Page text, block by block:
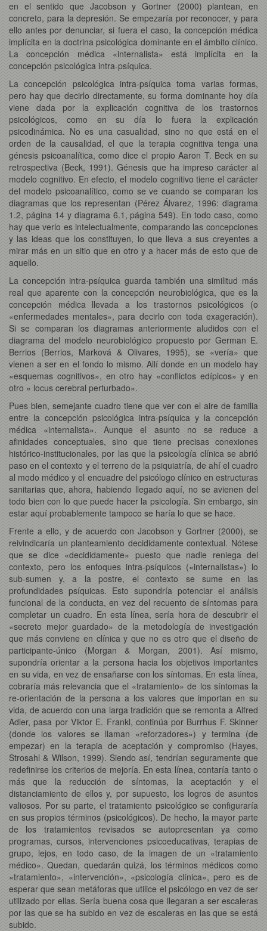
en el sentido que Jacobson y Gortner (2000) plantean, en
concreto, para la depresión. Se empezaría por reconocer, y para
ello antes por denunciar, si fuera el caso, la concepción médica
implícita en la doctrina psicológica dominante en el ámbito clínico.
La concepción médica «internalista» está implícita en la
concepción psicológica intra-psíquica.
La concepción psicológica intra-psíquica toma varias formas,
pero hay que decirlo directamente, su forma dominante hoy día
viene dada por la explicación cognitiva de los trastornos
psicológicos, como en su día lo fuera la explicación
psicodinámica. No es una casualidad, sino no que está en el
orden de la causalidad, el que la terapia cognitiva tenga una
génesis psicoanalítica, como dice el propio Aaron T. Beck en su
retrospectiva (Beck, 1991). Génesis que ha impreso carácter al
modelo cognitivo. En efecto, el modelo cognitivo tiene el carácter
del modelo psicoanalítico, como se ve cuando se comparan los
diagramas que los representan (Pérez Álvarez, 1996: diagrama
1.2, página 14 y diagrama 6.1, página 549). En todo caso, como
hay que verlo es intelectualmente, comparando las concepciones
y las ideas que los constituyen, lo que lleva a sus creyentes a
mirar más en un sitio que en otro y a hacer más de esto que de
aquello.
La concepción intra-psíquica guarda también una similitud más
real que aparente con la concepción neurobiológica, que es la
concepción médica llevada a los trastornos psicológicos (o
«enfermedades mentales», para decirlo con toda exageración).
Si se comparan los diagramas anteriormente aludidos con el
diagrama del modelo neurobiológico propuesto por German E.
Berrios (Berrios, Marková & Olivares, 1995), se «vería» que
vienen a ser en el fondo lo mismo. Allí donde en un modelo hay
«esquemas cognitivos», en otro hay «conflictos edípicos» y en
otro « locus cerebral perturbado».
Pues bien, semejante cuadro tiene que ver con el aire de familia
entre la concepción psicológica intra-psíquica y la concepción
médica «internalista». Aunque el asunto no se reduce a
afinidades conceptuales, sino que tiene precisas conexiones
histórico-institucionales, por las que la psicología clínica se abrió
paso en el contexto y el terreno de la psiquiatría, de ahí el cuadro
al modo médico y el encuadre del psicólogo clínico en estructuras
sanitarias que, ahora, habiendo llegado aquí, no se avienen del
todo bien con lo que puede hacer la psicología. Sin embargo, sin
estar aquí probablemente tampoco se haría lo que se hace.
Frente a ello, y de acuerdo con Jacobson y Gortner (2000), se
reivindicaría un planteamiento decididamente contextual. Nótese
que se dice «decididamente» puesto que nadie reniega del
contexto, pero los enfoques intra-psíquicos («internalistas») lo
sub-sumen y, a la postre, el contexto se sume en las
profundidades psíquicas. Esto supondría potenciar el análisis
funcional de la conducta, en vez del recuento de síntomas para
completar un cuadro. En esta línea, sería hora de descubrir el
«secreto mejor guardado» de la metodología de investigación
que más conviene en clínica y que no es otro que el diseño de
participante-único (Morgan & Morgan, 2001). Así mismo,
supondría orientar a la persona hacia los objetivos importantes
en su vida, en vez de ensañarse con los síntomas. En esta línea,
cobraría más relevancia que el «tratamiento» de los síntomas la
re-orientación de la persona a los valores que importan en su
vida, de acuerdo con una larga tradición que se remonta a Alfred
Adler, pasa por Viktor E. Frankl, continúa por Burrhus F. Skinner
(donde los valores se llaman «reforzadores») y termina (de
empezar) en la terapia de aceptación y compromiso (Hayes,
Strosahl & Wilson, 1999). Siendo así, tendrían seguramente que
redefinirse los criterios de mejoría. En esta línea, contaría tanto o
más que la reducción de síntomas, la aceptación y el
distanciamiento de ellos y, por supuesto, los logros de asuntos
valiosos. Por su parte, el tratamiento psicológico se configuraría
en sus propios términos (psicológicos). De hecho, la mayor parte
de los tratamientos revisados se autopresentan ya como
programas, cursos, intervenciones psicoeducativas, terapias de
grupo, lejos, en todo caso, de la imagen de un «tratamiento
médico». Quedan, quedarán quizá, los términos médicos como
«tratamiento», «intervención», «psicología clínica», pero es de
esperar que sean metáforas que utilice el psicólogo en vez de ser
utilizado por ellas. Sería buena cosa que llegaran a ser escaleras
por las que se ha subido en vez de escaleras en las que se está
subido.